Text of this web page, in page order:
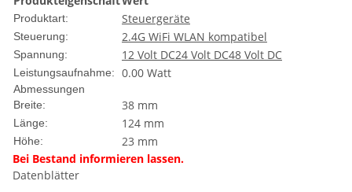
Produktart: Steuergeräte
Steuerung: 2.4G WiFi WLAN kompatibel
Spannung: 12 Volt DC24 Volt DC48 Volt DC
Leistungsaufnahme: 0.00 Watt
Abmessungen
Breite:
38 mm
Länge: 124 mm
Höhe:
23 mm
Bei Bestand informieren lassen.
Datenblätter